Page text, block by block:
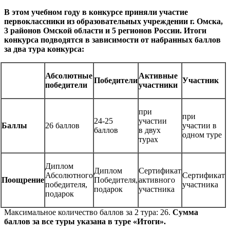
В этом учебном году в конкурсе приняли участие
первоклассники из образовательных учреждении г. Омска,
3 районов Омской области и 5 регионов России. Итоги
конкурса подводятся в зависимости от набранных баллов
за два тура конкурса:
Абсолютные
победители
Победители
Активные
участники
Участник
Баллы 26 баллов
24-25
баллов
при
участии
в двух
турах
при
участии в
одном туре
Поощрение
Диплом
Абсолютного
победителя,
подарок
Диплом
Победителя,
подарок
Сертификат
активного
участника
Сертификат
участника
Максимальное количество баллов за 2 тура: 26. Сумма
баллов за все туры указана в туре «Итоги».